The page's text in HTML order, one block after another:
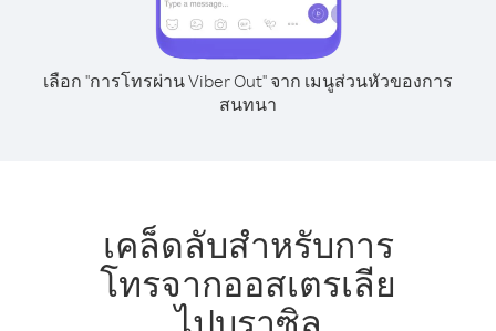
เลือก "การโทรผ่าน Viber Out" จาก เมนูส่วนหัวของการ
สนทนา
เคล็ดลับสำหรับการ
โทรจากออสเตรเลีย
ไปบราซิล